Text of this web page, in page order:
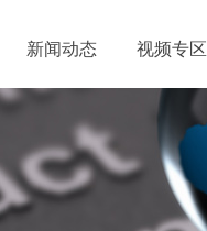
新闻动态 视频专区